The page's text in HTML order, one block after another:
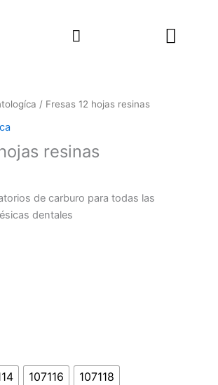
Search
/ Fresas 12 hojas resinas
resinas
de carburo para todas las
dentales
107116 107118